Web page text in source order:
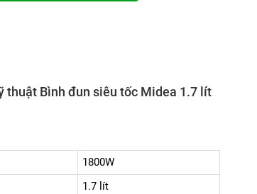
thuật Bình đun siêu tốc Midea 1.7 lít
1800W
1.7 lít